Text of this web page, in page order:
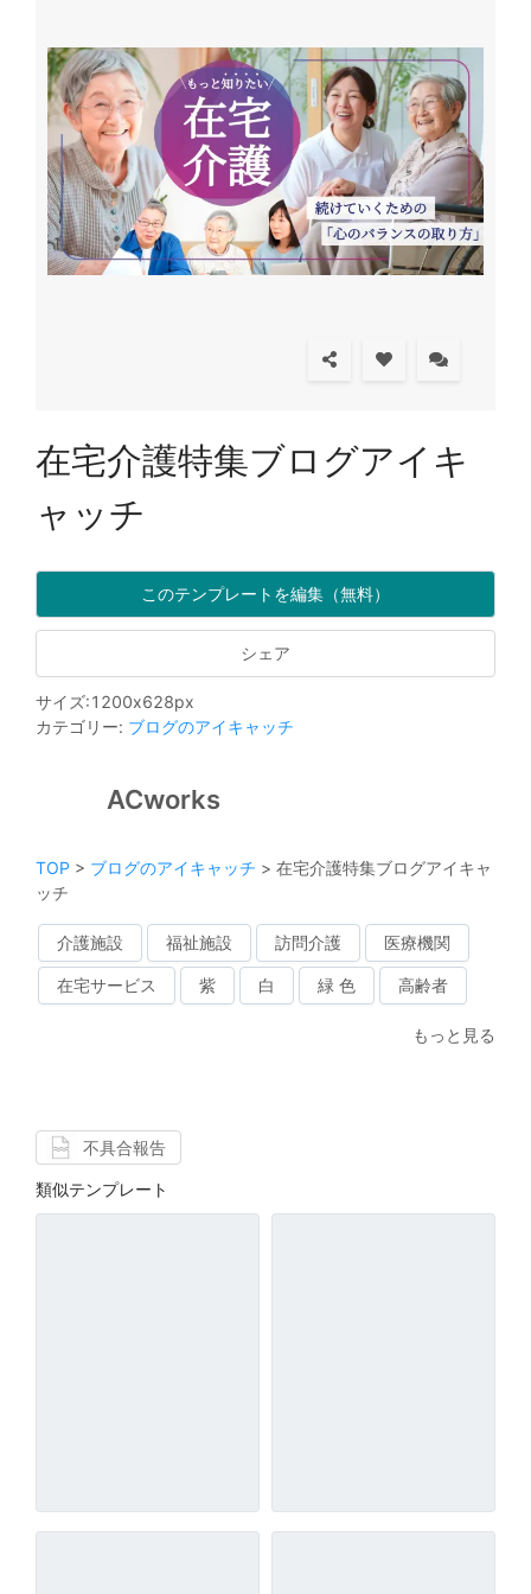
在宅介護特集ブログアイキ
ャッチ
このテンプレートを編集（無料）
シェア
サイズ:1200x628px
カテゴリー: ブログのアイキャッチ
ACworks
TOP > ブログのアイキャッチ > 在宅介護特集ブログアイキャ
ッチ
介護施設 福祉施設 訪問介護 医療機関
在宅サービス 紫 白 緑 色 高齢者
もっと見る
不具合報告
類似テンプレート